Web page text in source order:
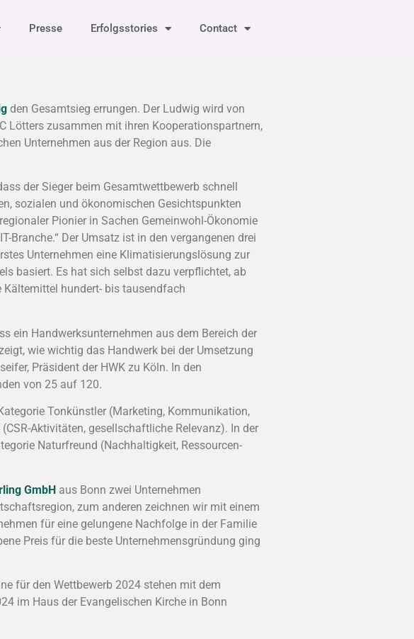
Presse Erfolgsstories Contact
den Gesamtsieg errungen. Der Ludwig wird von
Lötters zusammen mit ihren Kooperationspartnern,
Unternehmen aus der Region aus. Die
der Sieger beim Gesamtwettbewerb schnell
sozialen und ökonomischen Gesichtspunkten
Pionier in Sachen Gemeinwohl-Ökonomie
Branche.“ Der Umsatz ist in den vergangenen drei
Unternehmen eine Klimatisierungslösung zur
basiert. Es hat sich selbst dazu verpflichtet, ab
hundert- bis tausendfach
ein Handwerksunternehmen aus dem Bereich der
wie wichtig das Handwerk bei der Umsetzung
Präsident der HWK zu Köln. In den
von 25 auf 120.
Tonkünstler (Marketing, Kommunikation,
Aktivitäten, gesellschaftliche Relevanz). In der
Naturfreund (Nachhaltigkeit, Ressourcen-
GmbH aus Bonn zwei Unternehmen
zum anderen zeichnen wir mit einem
für eine gelungene Nachfolge in der Familie
Preis für die beste Unternehmensgründung ging
für den Wettbewerb 2024 stehen mit dem
im Haus der Evangelischen Kirche in Bonn